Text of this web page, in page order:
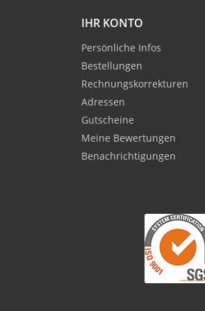
IHR KONTO
Persönliche Infos
Bestellungen
Rechnungskorrekturen
Adressen
Gutscheine
Meine Bewertungen
Benachrichtigungen